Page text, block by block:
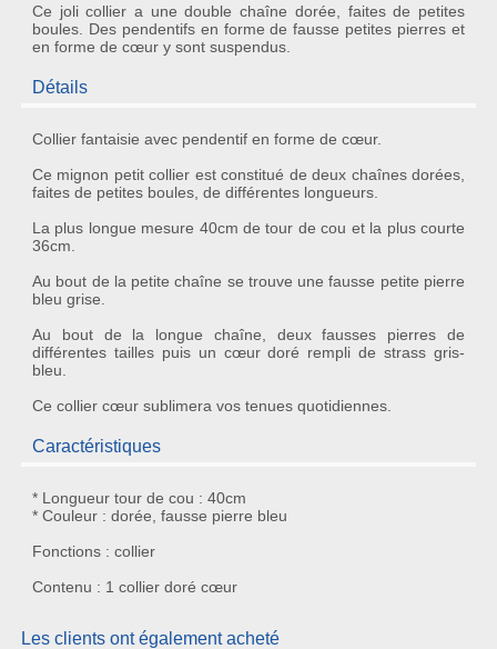
Ce joli collier a une double chaîne dorée, faites de petites
boules. Des pendentifs en forme de fausse petites pierres et
en forme de cœur y sont suspendus.
Détails
Collier fantaisie avec pendentifen forme de cœur.
Ce mignon petit collier est constitué de deux chaînes dorées,
faites de petites boules, de différentes longueurs.
La plus longue mesure 40cm de tour de cou et la plus courte
36cm.
Au bout de la petite chaîne se trouve une fausse petite pierre
bleu grise
Au bout de la longue chaîne, deux fausses pierres de
différentes tailles puis un cœur doré rempli destrass gris-
bleu
Ce collier cœursublimera vos tenues quotidiennes.
Caractéristiques
* Longueur tour de cou : 40cm
* Couleur : dorée, fausse pierre bleu
Fonctions : collier
Contenu : 1 collier doré cœur
Les clients ont également acheté